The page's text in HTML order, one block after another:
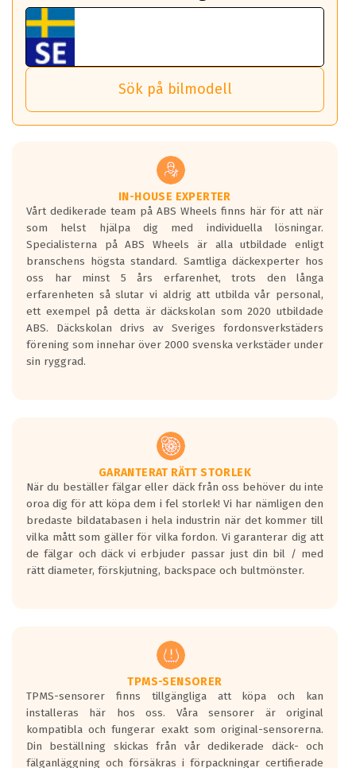
ABS 360 gör det möjligt för dig att ta med fälgarna till din
nästa bil.
Det sparar dig tid och pengar.
*PCD står för pitch circle diameter / Bultmönster.
Tillbehören är av högsta kvalitet och är kompatibla med
ABS Wheels fälgar.
Viktigt att Bult respektive mutter är av storlek (17mm hylsa
Genom att du anger ditt registreringsnummer kan vi matcha
och garantera att tillbehören passar till 100%
vid åtdragning av hjulbultarna.
fordon. Detta sker automatiskt och är inget du som förare
behöver tänka på.
Sensorn sitter inne i hjulet och skickar signaler om lufttryck
och temperatur till din instrumentpanel.
TPMS gör det enkelt att ha koll på att dina däck håller rätt
tryck. Skulle du tappa tryck i något däck varnar TPMS dig
om detta.
helt kort att du som förare alltid ska ha koll på lufttrycket i
Samtliga ABS Wheels fälgar är kompatibla med TPMS
sensorer.
Sök på bilmodell
IN-HOUSE EXPERTER
Vårt dedikerade team på ABS Wheels finns här för att när
som helst hjälpa dig med individuella lösningar.
Specialisterna på ABS Wheels är alla utbildade enligt
branschens högsta standard. Samtliga däckexperter hos
oss har minst 5 års erfarenhet, trots den långa
erfarenheten så slutar vi aldrig att utbilda vår personal,
ett exempel på detta är däckskolan som 2020 utbildade
ABS. Däckskolan drivs av Sveriges fordonsverkstäders
förening som innehar över 2000 svenska verkstäder under
sin ryggrad.
GARANTERAT RÄTT STORLEK
När du beställer fälgar eller däck från oss behöver du inte
oroa dig för att köpa dem i fel storlek! Vi har nämligen den
bredaste bildatabasen i hela industrin när det kommer till
vilka mått som gäller för vilka fordon. Vi garanterar dig att
de fälgar och däck vi erbjuder passar just din bil / med
rätt diameter, förskjutning, backspace och bultmönster.
TPMS-SENSORER
TPMS-sensorer finns tillgängliga att köpa och kan
installeras här hos oss. Våra sensorer är original
kompatibla och fungerar exakt som original-sensorerna.
Din beställning skickas från vår dedikerade däck- och
fälganläggning och försäkras i förpackningar certifierade